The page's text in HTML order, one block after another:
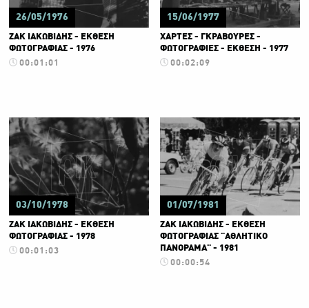
26/05/1976
ΖΑΚ ΙΑΚΩΒΙΔΗΣ - ΕΚΘΕΣΗ
ΦΩΤΟΓΡΑΦΙΑΣ - 1976
00:01:01
15/06/1977
ΧΑΡΤΕΣ - ΓΚΡΑΒΟΥΡΕΣ -
ΦΩΤΟΓΡΑΦΙΕΣ - ΕΚΘΕΣΗ - 1977
00:02:09
03/10/1978
ΖΑΚ ΙΑΚΩΒΙΔΗΣ - ΕΚΘΕΣΗ
ΦΩΤΟΓΡΑΦΙΑΣ - 1978
00:01:03
01/07/1981
ΖΑΚ ΙΑΚΩΒΙΔΗΣ - ΕΚΘΕΣΗ
ΦΩΤΟΓΡΑΦΙΑΣ "ΑΘΛΗΤΙΚΟ
ΠΑΝΟΡΑΜΑ" - 1981
00:00:54